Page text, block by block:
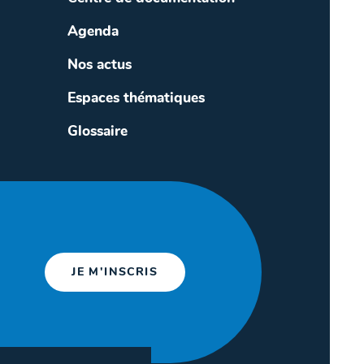
Agenda
Nos actus
Espaces thématiques
Glossaire
JE M'INSCRIS